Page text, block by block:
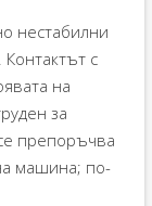
нестабилни
с
на
за
препоръчва
машина; по-